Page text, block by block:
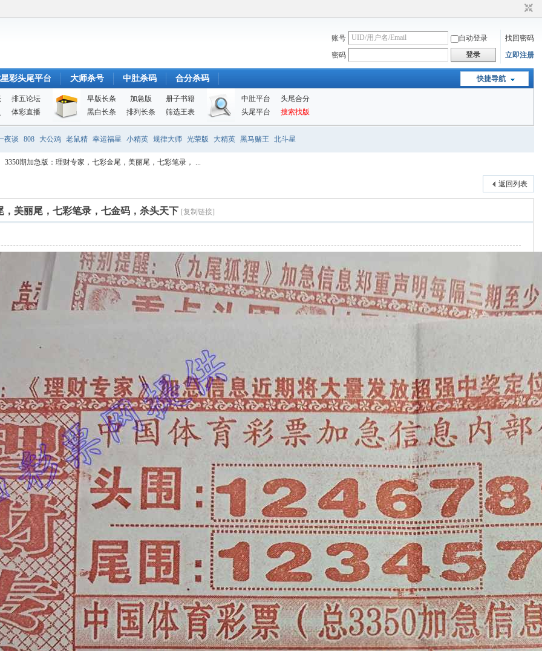
账号 自动登录
找回密码
密码
登录 立即注册
快捷导航
彩头尾平台 大师杀号 中肚杀码 合分杀码
排五论坛
体彩直播
早版长条 加急版
册子书籍
黑白长条
排列长条 筛选王表
中肚平台
头尾合分
头尾平台
搜索找版
夜谈 808 大公鸡 老鼠精 幸运福星 小精英 规律大师 光荣版 大精英 黑马赌王 北斗星
3350期加急版：理财专家，七彩金尾，美丽尾，七彩笔录， ...
返回列表
美丽尾，七彩笔录，七金码，杀头天下 [复制链接]